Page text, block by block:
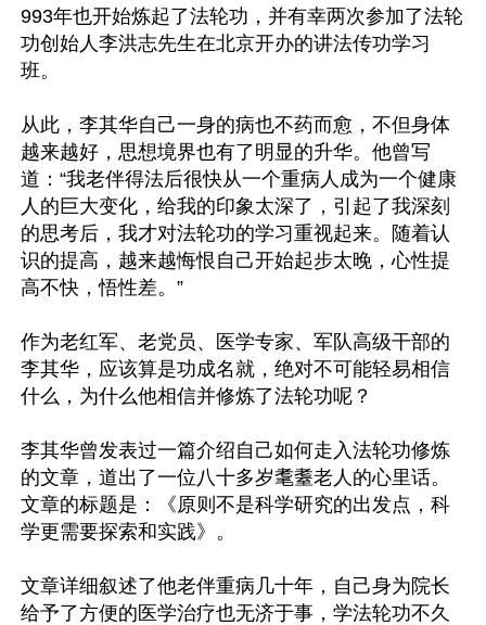
993年也开始炼起了法轮功，并有幸两次参加了法轮
功创始人李洪志先生在北京开办的讲法传功学习
班。
从此，李其华自己一身的病也不药而愈，不但身体
越来越好，思想境界也有了明显的升华。他曾写
道：“我老伴得法后很快从一个重病人成为一个健康
人的巨大变化，给我的印象太深了，引起了我深刻
的思考后，我才对法轮功的学习重视起来。随着认
识的提高，越来越悔恨自己开始起步太晚，心性提
高不快，悟性差。”
作为老红军、老党员、医学专家、军队高级干部的
李其华，应该算是功成名就，绝对不可能轻易相信
什么，为什么他相信并修炼了法轮功呢？
李其华曾发表过一篇介绍自己如何走入法轮功修炼
的文章，道出了一位八十多岁耄耋老人的心里话。
文章的标题是：《原则不是科学研究的出发点，科
学更需要探索和实践》。
文章详细叙述了他老伴重病几十年，自己身为院长
给予了方便的医学治疗也无济于事，学法轮功不久